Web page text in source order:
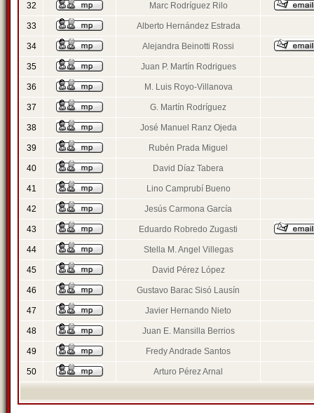
32 Marc Rodríguez Rilo
33 Alberto Hernández Estrada
34 Alejandra Beinotti Rossi
35 Juan P. Martín Rodrigues
36 M. Luis Royo-Villanova
37 G. Martín Rodríguez
38 José Manuel Ranz Ojeda
39 Rubén Prada Miguel
40 David Díaz Tabera
41 Lino Camprubí Bueno
42 Jesús Carmona García
43 Eduardo Robredo Zugasti
44 Stella M. Angel Villegas
45 David Pérez López
46 Gustavo Barac Sisó Lausín
47 Javier Hernando Nieto
48 Juan E. Mansilla Berrios
49 Fredy Andrade Santos
50 Arturo Pérez Arnal